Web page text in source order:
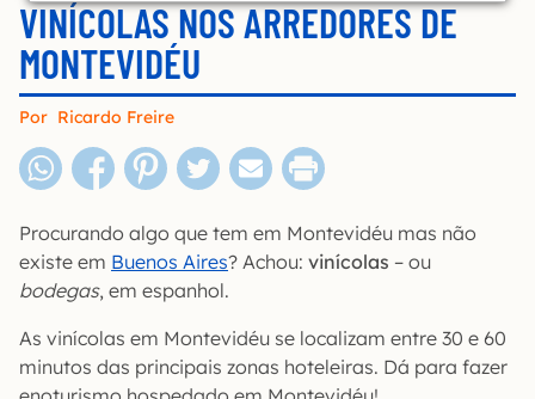
VINÍCOLAS NOS ARREDORES DE
MONTEVIDÉU
Por Ricardo Freire
Procurando algo que tem em Montevidéu mas não
existe em Buenos Aires? Achou: vinícolas – ou
bodegas, em espanhol.
As vinícolas em Montevidéu se localizam entre 30 e 60
minutos das principais zonas hoteleiras. Dá para fazer